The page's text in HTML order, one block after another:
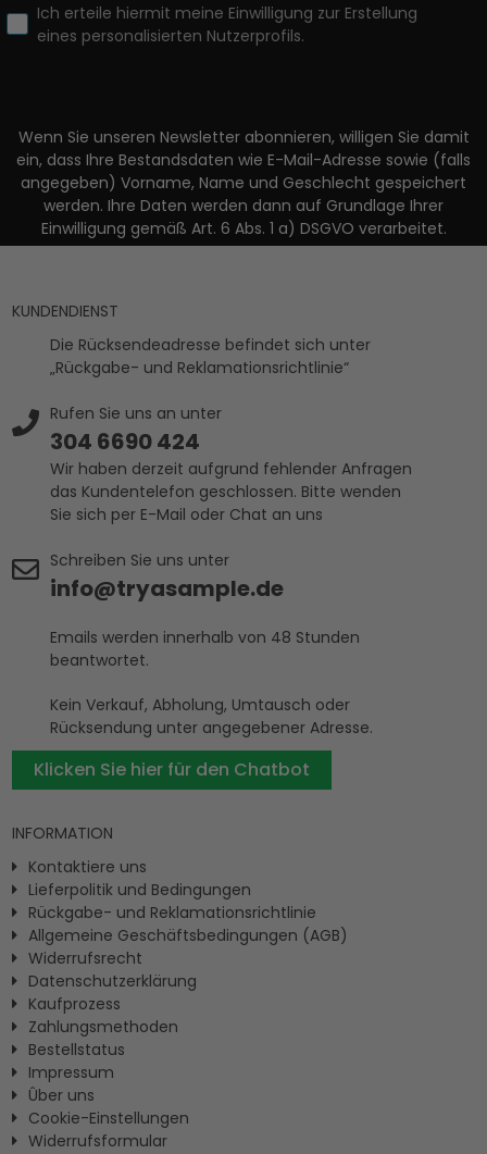
Ich erteile hiermit meine Einwilligung zur Erstellung
eines personalisierten Nutzerprofils.
Wenn Sie unseren Newsletter abonnieren, willigen Sie damit
ein, dass Ihre Bestandsdaten wie E-Mail-Adresse sowie (falls
angegeben) Vorname, Name und Geschlecht gespeichert
werden. Ihre Daten werden dann auf Grundlage Ihrer
Einwilligung gemäß Art. 6 Abs. 1 a) DSGVO verarbeitet.
KUNDENDIENST
Die Rücksendeadresse befindet sich unter
„Rückgabe- und Reklamationsrichtlinie“
Rufen Sie uns an unter
304 6690 424
Wir haben derzeit aufgrund fehlender Anfragen
das Kundentelefon geschlossen. Bitte wenden
Sie sich per E-Mail oder Chat an uns
Schreiben Sie uns unter
info@tryasample.de
Emails werden innerhalb von 48 Stunden
beantwortet.
Kein Verkauf, Abholung, Umtausch oder
Rücksendung unter angegebener Adresse.
Klicken Sie hier für den Chatbot
INFORMATION
Kontaktiere uns
Lieferpolitik und Bedingungen
Rückgabe- und Reklamationsrichtlinie
Allgemeine Geschäftsbedingungen (AGB)
Widerrufsrecht
Datenschutzerklärung
Kaufprozess
Zahlungsmethoden
Bestellstatus
Impressum
Ûber uns
Cookie-Einstellungen
Widerrufsformular